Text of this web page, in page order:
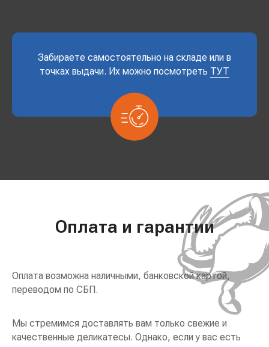
Забираете самостоятельно на складе или в
точках выдачи. Их можно посмотреть ТУТ
Оплата и гарантии
Оплата возможна наличными, банковской картой,
переводом по СБП.
Мы стремимся доставлять вам только свежие и
качественные деликатесы. Однако, если у вас есть